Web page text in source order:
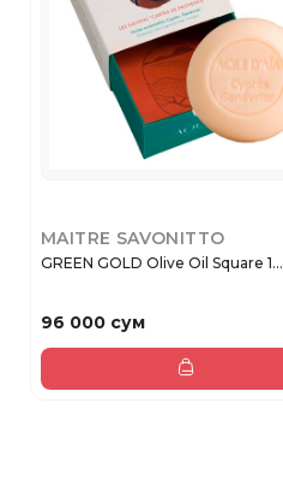
MAITRE SAVONITTO
GREEN GOLD Olive Oil Square 1...
96 000 сум